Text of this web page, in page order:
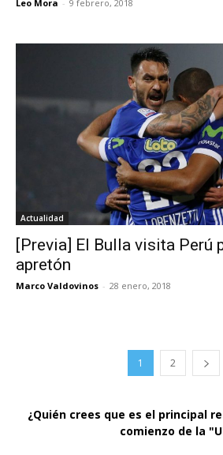
Leo Mora - 9 febrero, 2018
Actualidad
[Previa] El Bulla visita Perú
apretón
Marco Valdovinos - 28 enero, 2018
1 2
¿Quién crees que es el principal
comienzo de la